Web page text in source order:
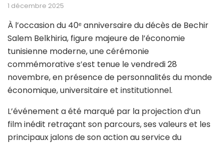
1 décembre 2025
À l’occasion du 40ᵉ anniversaire du décès de Bechir
Salem Belkhiria, figure majeure de l’économie
tunisienne moderne, une cérémonie
commémorative s’est tenue le vendredi 28
novembre, en présence de personnalités du monde
économique, universitaire et institutionnel.
L’événement a été marqué par la projection d’un
film inédit retraçant son parcours, ses valeurs et les
principaux jalons de son action au service du